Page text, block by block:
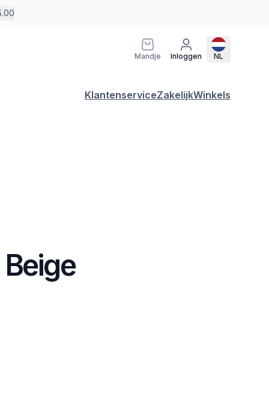
Mandje Inloggen NL
KlantenserviceZakelijkWinkels